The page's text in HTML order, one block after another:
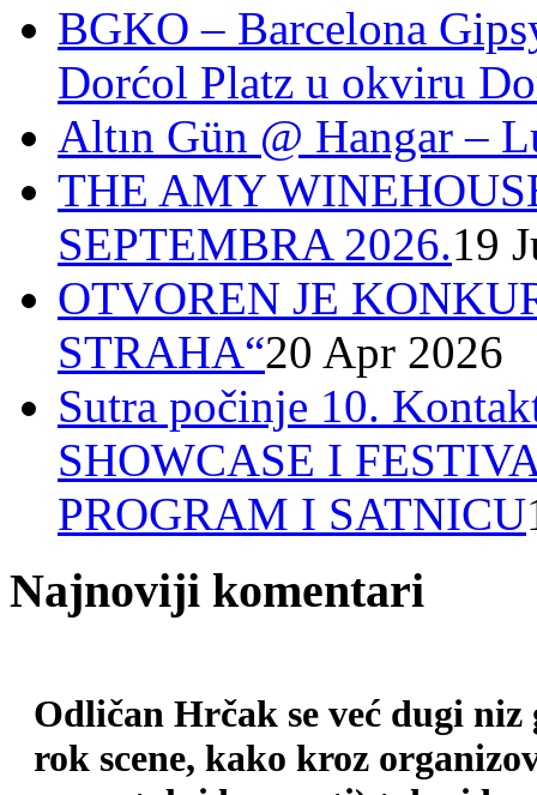
BGKO – Barcelona
Dorćol Platz u okviru
Altın Gün @ Hangar –
THE AMY
SEPTEMBRA 2026.19
OTVOREN JE
STRAHA“20 Apr 2026
Sutra počinje 10.
SHOWCASE I
PROGRAM I SATNICU
Najnoviji komentari
Odličan Hrčak se već dugi
rok scene, kako kroz